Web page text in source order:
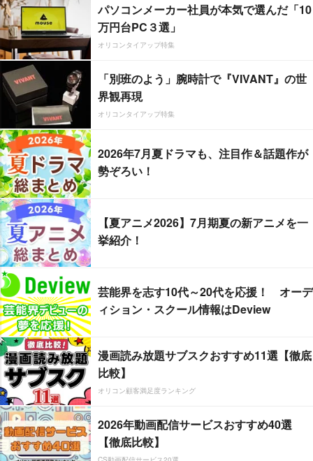
パソコンメーカー社員が本気で選んだ「10
万円台PC３選」
オリコンタイアップ特集
「別班のよう」腕時計で『VIVANT』の世
界観再現
オリコンタイアップ特集
2026年7月夏ドラマも、注目作＆話題作が
勢ぞろい！
【夏アニメ2026】7月期夏の新アニメを一
挙紹介！
芸能界を志す10代～20代を応援！ オーデ
ィション・スクール情報はDeview
漫画読み放題サブスクおすすめ11選【徹底
比較】
オリコン顧客満足度ランキング
2026年動画配信サービスおすすめ40選
【徹底比較】